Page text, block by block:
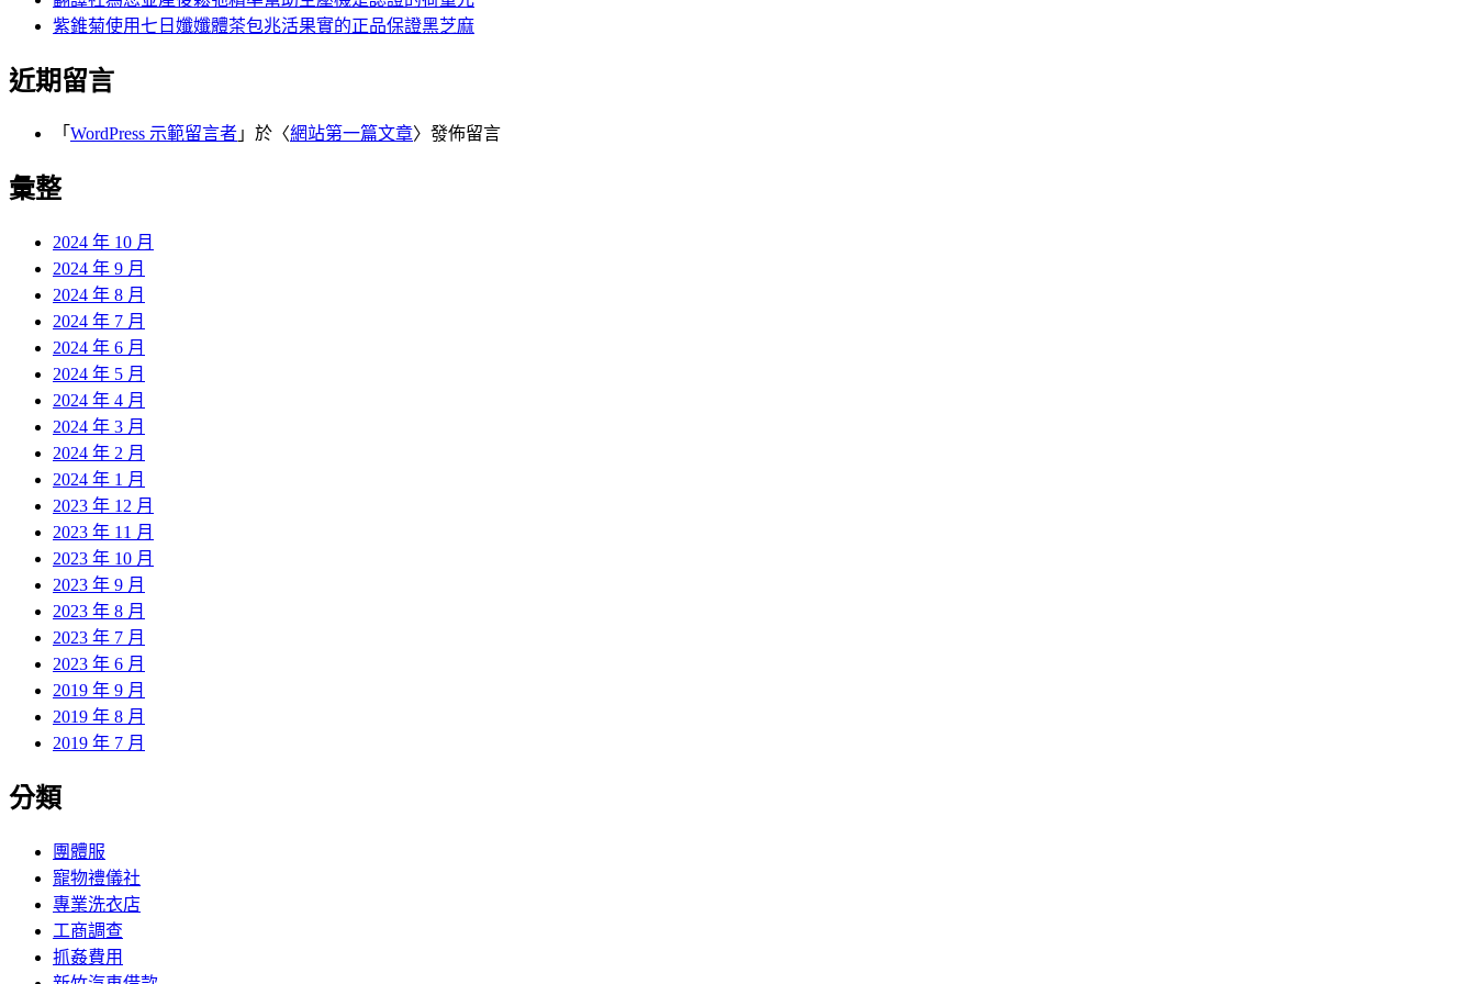
紫錐菊使用七日孅孅體茶包兆活果實的正品保證黑芝麻
近期留言
「 WordPress 示範留言者 」於〈網站第一篇文章〉發佈留言
彙整
2024 年 10 月
2024 年 9 月
2024 年 8 月
2024 年 7 月
2024 年 6 月
2024 年 5 月
2024 年 4 月
2024 年 3 月
2024 年 2 月
2024 年 1 月
2023 年 12 月
2023 年 11 月
2023 年 10 月
2023 年 9 月
2023 年 8 月
2023 年 7 月
2023 年 6 月
2019 年 9 月
2019 年 8 月
2019 年 7 月
分類
團體服
寵物禮儀社
專業洗衣店
工商調查
抓姦費用